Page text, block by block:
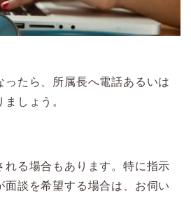
ったら、所属長へ電話あるいは
しょう。
れる場合もあります。特に指示
面談を希望する場合は、お伺い